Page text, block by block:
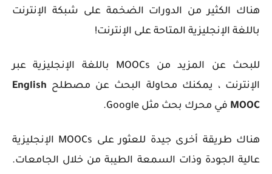
هناك الكثير من الدورات الضخمة على شبكة الإنترنت
باللغة الإنجليزية المتاحة على الإنترنت!
للبحث عن المزيد من MOOCs باللغة الإنجليزية عبر
الإنترنت ، يمكنك محاولة البحث عن مصطلح English
MOOC في محرك بحث مثل Google.
هناك طريقة أخرى جيدة للعثور على MOOCs الإنجليزية
عالية الجودة وذات السمعة الطيبة من خلال الجامعات.